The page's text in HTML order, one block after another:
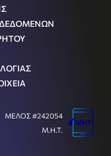
ΔΕΔΟΜΕΝΩΝ
ΜΕΛΟΣ #242054
Μ.Η.Τ.